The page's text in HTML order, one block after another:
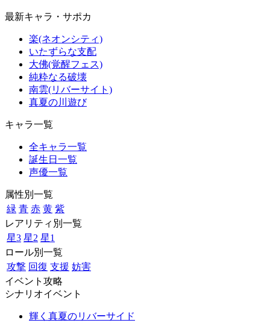
最新キャラ・サポカ
楽(ネオンシティ)
いたずらな支配
大佛(覚醒フェス)
純粋なる破壊
南雲(リバーサイト)
真夏の川遊び
キャラ一覧
全キャラ一覧
誕生日一覧
声優一覧
属性別一覧
緑 青 赤 黄 紫
レアリティ別一覧
星3 星2 星1
ロール別一覧
攻撃 回復 支援 妨害
イベント攻略
シナリオイベント
輝く真夏のリバーサイド